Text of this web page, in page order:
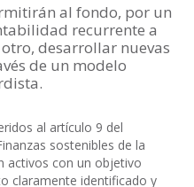
al fondo, por un
recurrente a
desarrollar nuevas
de un modelo
al artículo 9 del
sostenibles de la
activos con un objetivo
claramente identificado y